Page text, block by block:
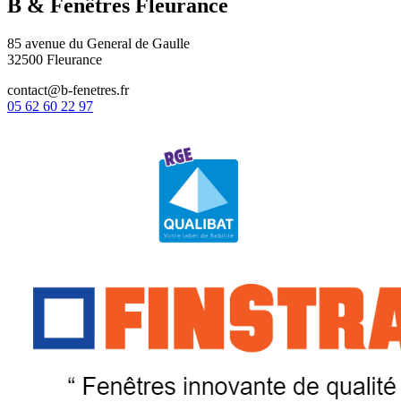
B & Fenêtres Fleurance
85 avenue du General de Gaulle
32500 Fleurance
contact@b-fenetres.fr
05 62 60 22 97